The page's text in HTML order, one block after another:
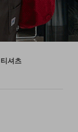
셔츠